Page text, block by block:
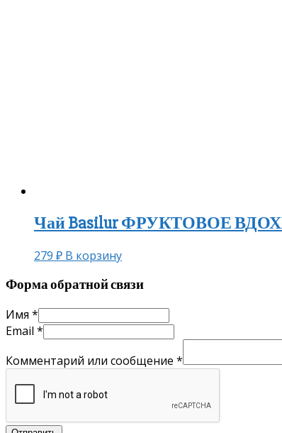
Чай Basilur ФРУКТОВОЕ
279 ₽ В корзину
Форма обратной связи
Имя *
Email *
Комментарий или сообщение *